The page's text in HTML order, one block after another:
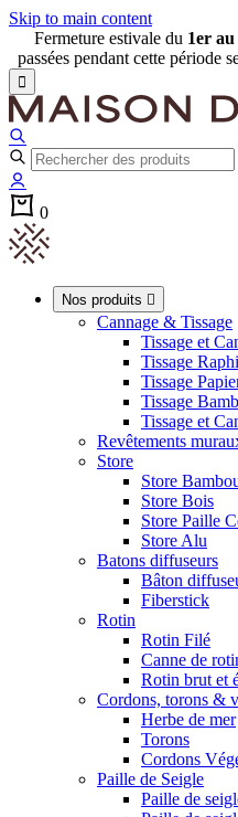
Skip to main content
Fermeture estivale du 1er
passées pendant cette période

0
Nos produits 
Cannage & Tissage
Tissage et
Tissage
Tissage
Tissage
Tissage et
Revêtements
Store
Store
Store Bois
Store Paille
Store Alu
Batons diffuseurs
Bâton
Fiberstick
Rotin
Rotin Filé
Canne de
Rotin brut et
Cordons, torons &
Herbe de mer
Torons
Cordons
Paille de Seigle
Paille de